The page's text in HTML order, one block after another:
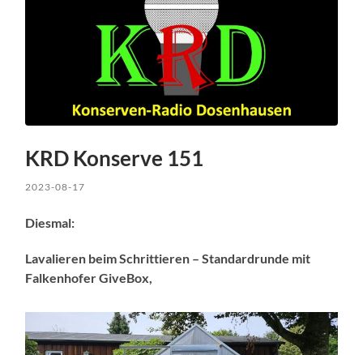
KRD Konserve 151
2023-08-17
Diesmal:
Lavalieren beim Schrittieren – Standardrunde mit
Falkenhofer GiveBox,